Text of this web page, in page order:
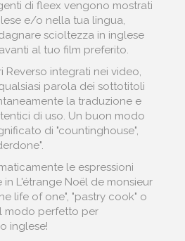
di fleex vengono mostrati
e/o nella tua lingua,
scioltezza in inglese
al tuo film preferito.
Reverso integrati nei video,
parola dei sottotitoli
la traduzione e
di uso. Un buon modo
di "countinghouse",
le espressioni
L'étrange Noël de monsieur
life of one", "pastry cook" o
modo perfetto per
inglese!